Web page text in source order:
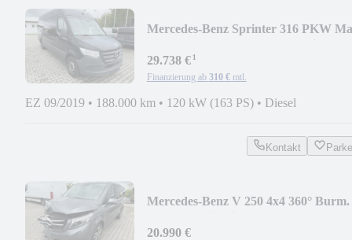
Mercedes-Benz Sprinter 316 PKW
29.738 €¹
Finanzierung ab 310 € mtl.
EZ 09/2019 • 188.000 km • 120 kW (163 PS) • Diesel
Kontakt
Mercedes-Benz V 250 4x4 360° Burm.
20.990 €